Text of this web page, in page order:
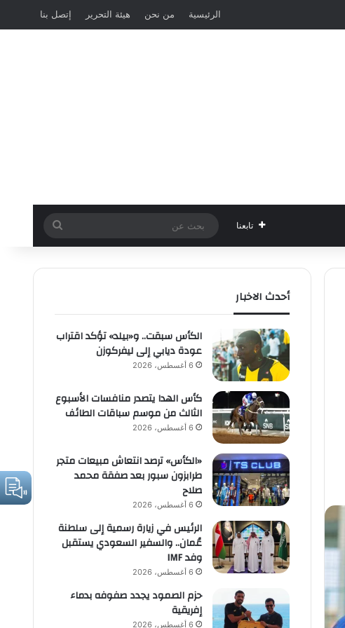
الرئيسية من نحن هيئة التحرير إتصل بنا
تابعنا
عن
أحدث الاخبار
الكأس سبقت.. و«بيلد» تؤكد اقتراب
عودة ديابي إلى ليفركوزن
6 أغسطس، 2026
كأس الهدا يتصدر منافسات الأسبوع
الثالث من موسم سباقات الطائف
6 أغسطس، 2026
«الكأس» ترصد انتعاش مبيعات متجر
طرابزون سبور بعد صفقة محمد
صلاح
6 أغسطس، 2026
الرئيس في زيارة رسمية إلى سلطنة
عُمان.. والسفير السعودي يستقبل
وفد IMF
6 أغسطس، 2026
حزم الصمود يجدد صفوفه بدماء
إفريقية
6 أغسطس، 2026